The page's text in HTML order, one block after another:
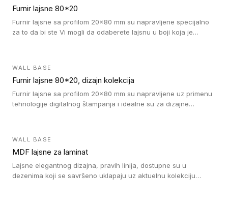
Furnir lajsne 80*20
Furnir lajsne sa profilom 20x80 mm su napravljene specijalno
za to da bi ste Vi mogli da odaberete lajsnu u boji koja je
WALL BASE
Furnir lajsne 80*20, dizajn kolekcija
Furnir lajsne sa profilom 20x80 mm su napravljene uz primenu
tehnologije digitalnog štampanja i idealne su za dizajne
WALL BASE
MDF lajsne za laminat
Lajsne elegantnog dizajna, pravih linija, dostupne su u
dezenima koji se savršeno uklapaju uz aktuelnu kolekciju